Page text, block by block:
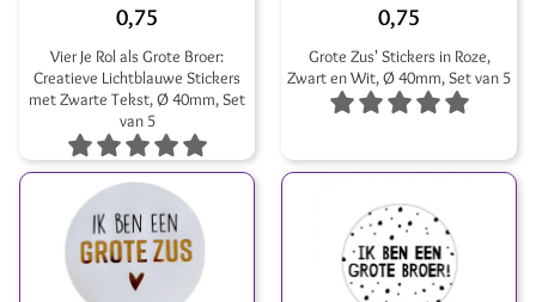
0,75
Vier Je Rol als Grote Broer:
Creatieve Lichtblauwe Stickers
met Zwarte Tekst, Ø 40mm, Set
van 5
0,75
Grote Zus' Stickers in Roze,
Zwart en Wit, Ø 40mm, Set van 5